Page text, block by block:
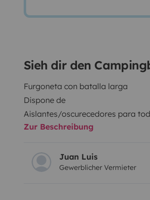
Sieh dir den
Furgoneta con batalla larga
Dispone de
Aislantes/oscurecedores para
Mesa exterior y sillas plegables
Cubiertos
Vajilla
Zur Beschreibung
Juan Luis
Gewerblicher Vermieter